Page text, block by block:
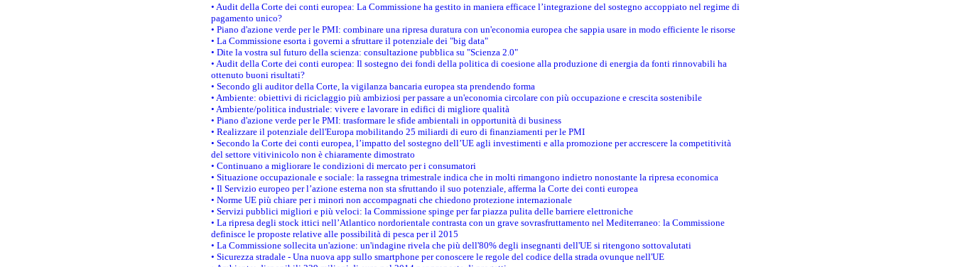
• Audit della Corte dei conti europea: La Commissione ha gestito in maniera efficace l’integrazione del sostegno accoppiato nel regime di
pagamento unico?
• Piano d'azione verde per le PMI: combinare una ripresa duratura con un'economia europea che sappia usare in modo efficiente le risorse
• La Commissione esorta i governi a sfruttare il potenziale dei "big data"
• Dite la vostra sul futuro della scienza: consultazione pubblica su "Scienza 2.0"
• Audit della Corte dei conti europea: Il sostegno dei fondi della politica di coesione alla produzione di energia da fonti rinnovabili ha
ottenuto buoni risultati?
• Secondo gli auditor della Corte, la vigilanza bancaria europea sta prendendo forma
• Ambiente: obiettivi di riciclaggio più ambiziosi per passare a un'economia circolare con più occupazione e crescita sostenibile
• Ambiente/politica industriale: vivere e lavorare in edifici di migliore qualità
• Piano d'azione verde per le PMI: trasformare le sfide ambientali in opportunità di business
• Realizzare il potenziale dell'Europa mobilitando 25 miliardi di euro di finanziamenti per le PMI
• Secondo la Corte dei conti europea, l’impatto del sostegno dell’UE agli investimenti e alla promozione per accrescere la competitività
del settore vitivinicolo non è chiaramente dimostrato
• Continuano a migliorare le condizioni di mercato per i consumatori
• Situazione occupazionale e sociale: la rassegna trimestrale indica che in molti rimangono indietro nonostante la ripresa economica
• Il Servizio europeo per l’azione esterna non sta sfruttando il suo potenziale, afferma la Corte dei conti europea
• Norme UE più chiare per i minori non accompagnati che chiedono protezione internazionale
• Servizi pubblici migliori e più veloci: la Commissione spinge per far piazza pulita delle barriere elettroniche
• La ripresa degli stock ittici nell’Atlantico nordorientale contrasta con un grave sovrasfruttamento nel Mediterraneo: la Commissione
definisce le proposte relative alle possibilità di pesca per il 2015
• La Commissione sollecita un'azione: un'indagine rivela che più dell'80% degli insegnanti dell'UE si ritengono sottovalutati
• Sicurezza stradale - Una nuova app sullo smartphone per conoscere le regole del codice della strada ovunque nell'UE